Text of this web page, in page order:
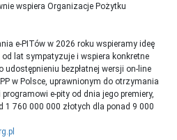
wspiera Organizacje Pożytku
e-PITów w 2026 roku wspieramy ideę
lat sympatyzuje i wspiera konkretne
udostępnieniu bezpłatnej wersji on-line
w Polsce, uprawnionym do otrzymania
e-pity od dnia jego premiery,
760 000 000 złotych dla ponad 9 000